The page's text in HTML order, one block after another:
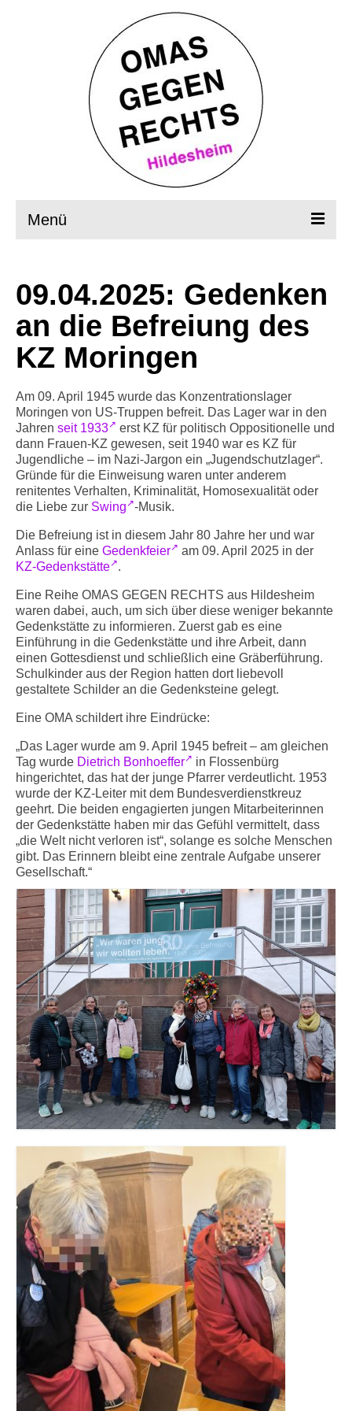
Menü
Wer, wie, was?
OMAS in Aktion
Info-Links gegen Rechts
09.04.2025: Gedenken
an die Befreiung des
KZ Moringen
Am 09. April 1945 wurde das Konzentrationslager
Moringen von US-Truppen befreit. Das Lager war in den
Jahren seit 1933
erst KZ für politisch Oppositionelle und
dann Frauen-KZ gewesen, seit 1940 war es KZ für
Jugendliche – im Nazi-Jargon ein „Jugendschutzlager“.
Gründe für die Einweisung waren unter anderem
renitentes Verhalten, Kriminalität, Homosexualität oder
die Liebe zur Swing -Musik.
Die Befreiung ist in diesem Jahr 80 Jahre her und war
Anlass für eine Gedenkfeier
am 09. April 2025 in der
KZ-Gedenkstätte
.
Eine Reihe OMAS GEGEN RECHTS aus Hildesheim
waren dabei, auch, um sich über diese weniger bekannte
Gedenkstätte zu informieren. Zuerst gab es eine
Einführung in die Gedenkstätte und ihre Arbeit, dann
einen Gottesdienst und schließlich eine Gräberführung.
Schulkinder aus der Region hatten dort liebevoll
gestaltete Schilder an die Gedenksteine gelegt.
Eine OMA schildert ihre Eindrücke:
„Das Lager wurde am 9. April 1945 befreit – am gleichen
Tag wurde Dietrich Bonhoeffer
in Flossenbürg
hingerichtet, das hat der junge Pfarrer verdeutlicht. 1953
wurde der KZ-Leiter mit dem Bundesverdienstkreuz
geehrt. Die beiden engagierten jungen Mitarbeiterinnen
der Gedenkstätte haben mir das Gefühl vermittelt, dass
„die Welt nicht verloren ist“, solange es solche Menschen
gibt. Das Erinnern bleibt eine zentrale Aufgabe unserer
Gesellschaft.“